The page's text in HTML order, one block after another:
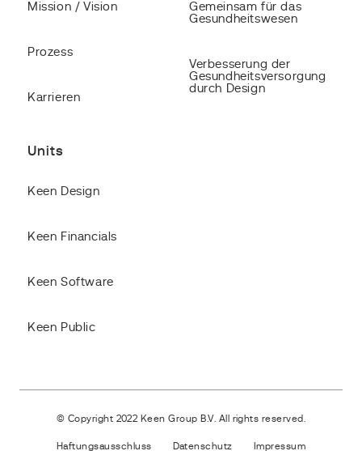
Mission / Vision
Prozess
Karrieren
Gemeinsam für das
Gesundheitswesen
Verbesserung der
Gesundheitsversorgung
durch Design
Units
Keen Design
Keen Financials
Keen Software
Keen Public
© Copyright 2022 Keen Group B.V. All rights reserved.
Haftungsausschluss Datenschutz Impressum